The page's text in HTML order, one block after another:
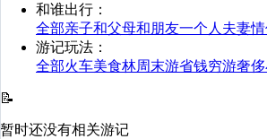
和谁出行 ：
全部亲子和父母和朋友一个人 夫妻
游记玩法 ：
全部火车美食林周末游省钱穷游奢侈
📝
暂时还没有相关游记